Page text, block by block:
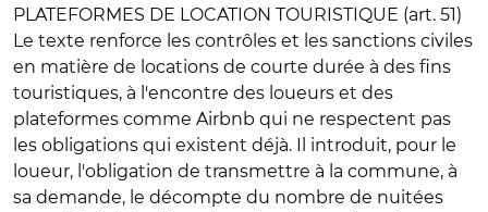
PLATEFORMES DE LOCATION TOURISTIQUE (art. 51)
Le texte renforce les contrôles et les sanctions civiles
en matière de locations de courte durée à des fins
touristiques, à l'encontre des loueurs et des
plateformes comme Airbnb qui ne respectent pas
les obligations qui existent déjà. Il introduit, pour le
loueur, l'obligation de transmettre à la commune, à
sa demande, le décompte du nombre de nuitées